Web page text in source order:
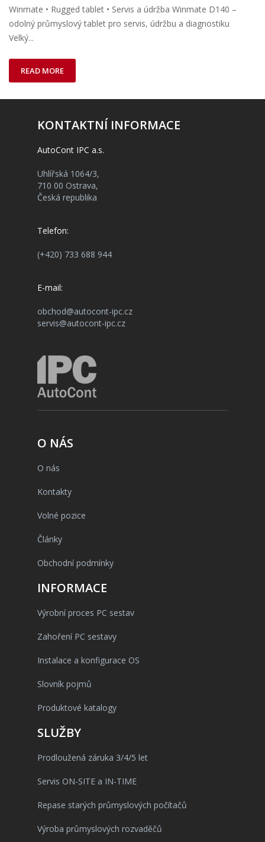
Winmate • Rugged tablet • Servis a údržba Winmate D140 –
odolný průmyslový tablet pro servis, údržbu a diagnostiku
Velký...
READ MORE
KONTAKTNÍ INFORMACE
AutoCont IPC a.s.
Uhlířská 1064/3,
710 00 Ostrava,
Česká republika
Telefon:
(+420) 733 688 944
E-mail:
obchod@autocont-ipc.cz
servis@autocont-ipc.cz
O NÁS
O nás
Kontakty
Volné pozice
Články
Obchodní podmínky
INFORMACE
Výrobní proces PC sestav
Zahoření PC sestavy
Instalace a konfigurace OS
Slovník pojmů
Produktové katalogy
SLUŽBY
Prodloužená záruka 3/4/5 let
Servis ON-SITE a IN-TIME
Repase starých průmyslových počítačů
Výroba průmyslových rozvaděčů